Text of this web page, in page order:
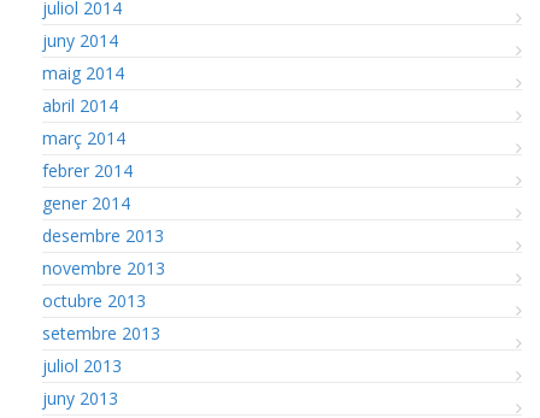
juliol 2014
juny 2014
maig 2014
abril 2014
març 2014
febrer 2014
gener 2014
desembre 2013
novembre 2013
octubre 2013
setembre 2013
juliol 2013
juny 2013